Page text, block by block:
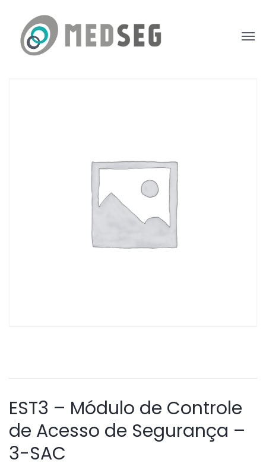
EST3 – Módulo de Controle
de Acesso de Segurança –
3-SAC